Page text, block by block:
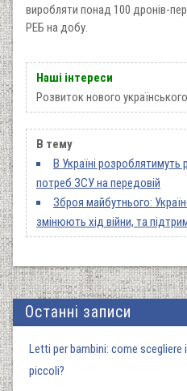
виробляти понад 100 дронів-
РЕБ на добу.
Наші інтереси
Розвиток нового
В тему
В Україні розроблятимуть
потреб ЗСУ на передовій
Зброя майбутнього:
змінюють хід війни, та
Останні записи
Letti per bambini: come
piccoli?